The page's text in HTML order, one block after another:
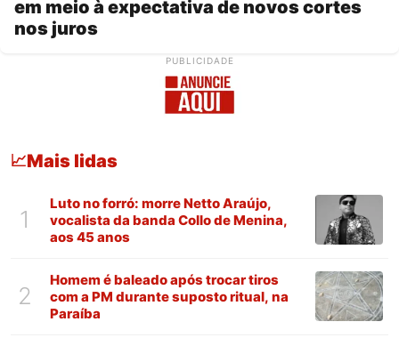
em meio à expectativa de novos cortes
nos juros
PUBLICIDADE
📈Mais lidas
1
Luto no forró: morre Netto Araújo,
vocalista da banda Collo de Menina,
aos 45 anos
2
Homem é baleado após trocar tiros
com a PM durante suposto ritual, na
Paraíba